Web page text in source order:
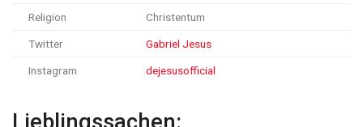
Religion Christentum
Twitter Gabriel Jesus
Instagram dejesusofficial